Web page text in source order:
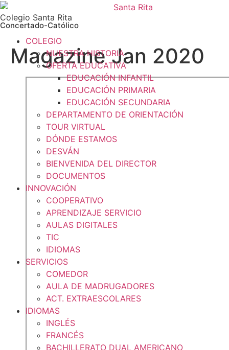
Colegio Santa Rita
Concertado-Católico
COLEGIO
NUESTRA HISTORIA
OFERTA EDUCATIVA
EDUCACIÓN INFANTIL
EDUCACIÓN PRIMARIA
EDUCACIÓN SECUNDARIA
DEPARTAMENTO DE ORIENTACIÓN
TOUR VIRTUAL
DÓNDE ESTAMOS
DESVÁN
BIENVENIDA DEL DIRECTOR
DOCUMENTOS
INNOVACIÓN
COOPERATIVO
APRENDIZAJE SERVICIO
AULAS DIGITALES
TIC
IDIOMAS
SERVICIOS
COMEDOR
AULA DE MADRUGADORES
ACT. EXTRAESCOLARES
IDIOMAS
INGLÉS
FRANCÉS
BACHILLERATO DUAL AMERICANO
Magazine Jan 2020